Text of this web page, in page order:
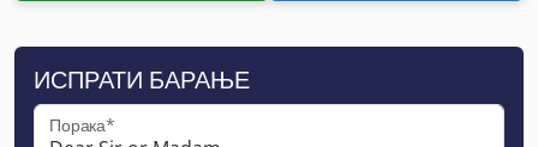
ИСПРАТИ БАРАЊЕ
Порака*